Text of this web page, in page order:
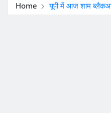
Home यूपी में आज शाम